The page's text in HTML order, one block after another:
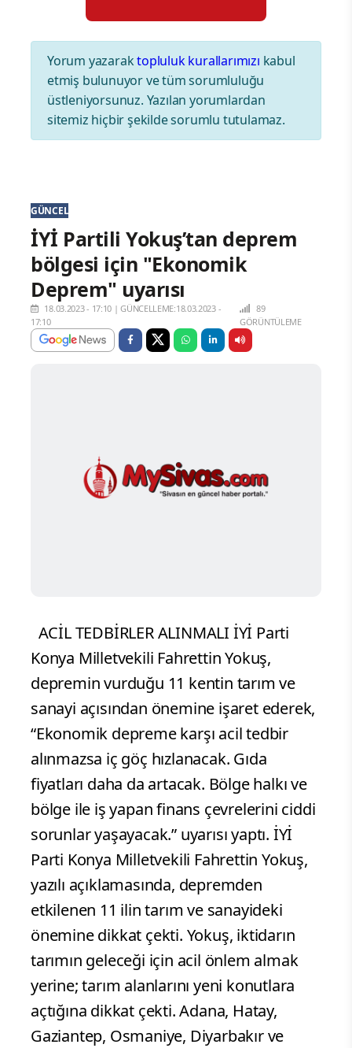
Yorum yazaraktopluluk kurallarımızı kabul
etmiş bulunuyor ve tüm sorumluluğu
üstleniyorsunuz. Yazılan yorumlardan
sitemiz hiçbir şekilde sorumlu tutulamaz.
GÜNCEL
İYİ Partili Yokuş’tan deprem
bölgesi için "Ekonomik
Deprem" uyarısı
18.03.2023 - 17:10 |GÜNCELLEME:18.03.2023 -
17:10
89
GÖRÜNTÜLEME
ACİL TEDBİRLER ALINMALI İYİ Parti
Konya Milletvekili Fahrettin Yokuş,
depremin vurduğu 11 kentin tarım ve
sanayi açısından önemine işaret ederek,
“Ekonomik depreme karşı acil tedbir
alınmazsa iç göç hızlanacak. Gıda
fiyatları daha da artacak. Bölge halkı ve
bölge ile iş yapan finans çevrelerini ciddi
sorunlar yaşayacak.” uyarısı yaptı. İYİ
Parti Konya Milletvekili Fahrettin Yokuş,
yazılı açıklamasında, depremden
etkilenen 11 ilin tarım ve sanayideki
önemine dikkat çekti. Yokuş, iktidarın
tarımın geleceği için acil önlem almak
yerine; tarım alanlarını yeni konutlara
açtığına dikkat çekti. Adana, Hatay,
Gaziantep, Osmaniye, Diyarbakır ve